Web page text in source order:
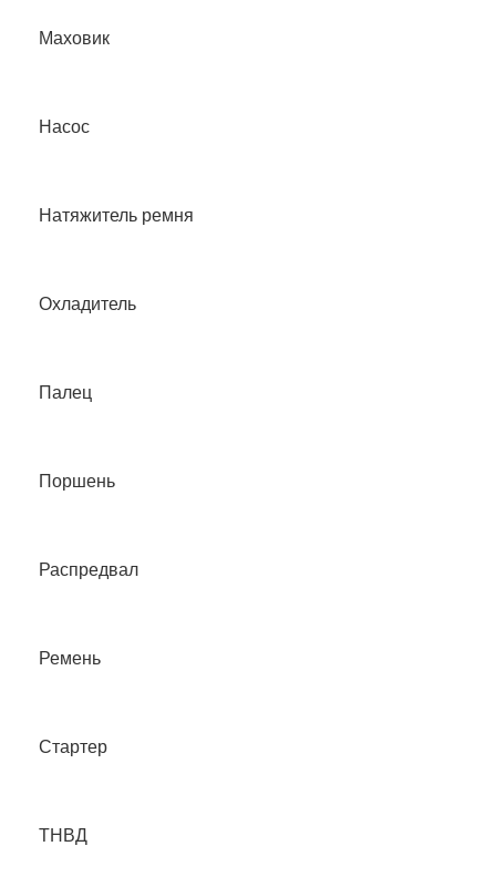
Маховик
Насос
Натяжитель ремня
Охладитель
Палец
Поршень
Распредвал
Ремень
Стартер
ТНВД